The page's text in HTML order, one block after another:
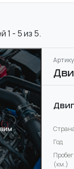
1 - 5 из 5.
Год
Пробег
(км.)